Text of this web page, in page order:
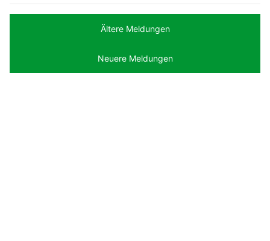
Ältere Meldungen
Neuere Meldungen